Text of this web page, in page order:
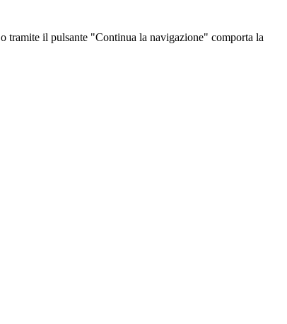
tramite il pulsante "Continua la navigazione" comporta la